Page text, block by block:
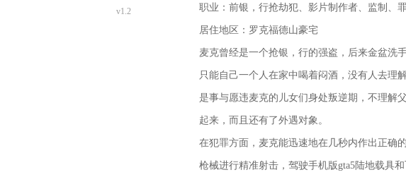
v1.2
职业：前银，行抢劫犯、影片制作者、监制、
居住地区：罗克福德山豪宅
麦克曾经是一个抢银，行的强盗，后来金盆洗
只能自己一个人在家中喝着闷酒，没有人去理
是事与愿违麦克的儿女们身处叛逆期，不理解
起来，而且还有了外遇对象。
在犯罪方面，麦克能迅速地在几秒内作出正确
枪械进行精准射击，驾驶手机版gta5陆地载具